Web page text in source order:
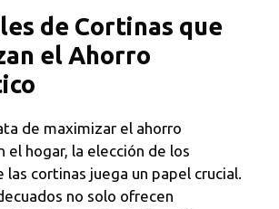
de Cortinas que
el Ahorro
de maximizar el ahorro
el hogar, la elección de los
las cortinas juega un papel crucial.
no solo ofrecen